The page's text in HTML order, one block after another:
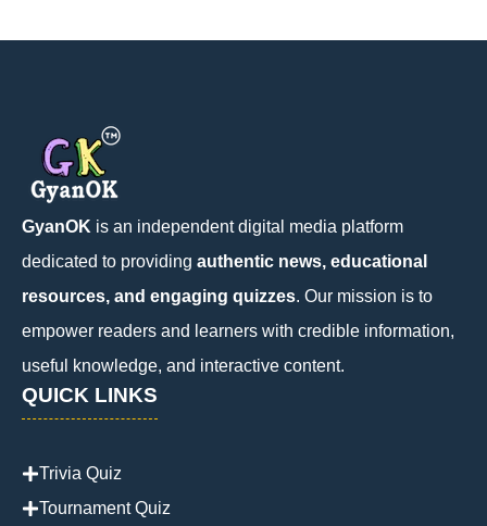
GyanOK is an independent digital media platform
dedicated to providing authentic news, educational
resources, and engaging quizzes. Our mission is to
empower readers and learners with credible information,
useful knowledge, and interactive content.
QUICK LINKS
Trivia Quiz
Tournament Quiz